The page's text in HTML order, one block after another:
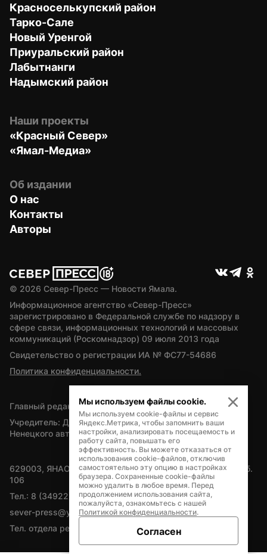
Красноселькупский район
Тарко-Сале
Новый Уренгой
Приуральский район
Лабытнанги
Надымский район
Наши проекты
«Красный Север»
«Ямал-Медиа»
Об издании
О нас
Контакты
Авторы
© 2026 Север-Пресс — Новости Ямала.
Информационное агентство «Север-Пресс»
зарегистрировано в Федеральной службе по надзору в
сфере связи, информационных технологий и массовых
коммуникаций (Роскомнадзор) 09 июля 2013 года
Свидетельство о регистрации ИА № ФС77-54686
Политика конфиденциальности.
Главный редактор — А.Л. Поздеев
Учредитель: Департамент внутренней политики Ямало-
Ненецкого автономного округа
629003, ЯНАО, Салехард, мкр. Богдана Кнунянца, д.1, каб.
106
Тел.: 8 (34922) 71262
sever-press@yamal-media.ru
Тел. отдела рекламы: 8 (34922) 42728
Мы используем файлы cookie.
Мы используем cookie-файлы и сервис
Яндекс.Метрика, чтобы запомнить ваши
настройки, анализировать посещаемость и
работу сайта, повышать его
эффективность. Вы можете отказаться от
использования cookie-файлов, отключив
самостоятельно эту опцию в настройках
браузера. Сохраненные cookie-файлы
можно удалить в любое время. Перед
продолжением использования сайта,
пожалуйста, ознакомьтесь с нашей
Политикой конфиденциальности.
Согласен